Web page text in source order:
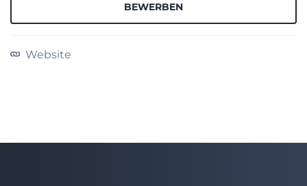
BEWERBEN
Website